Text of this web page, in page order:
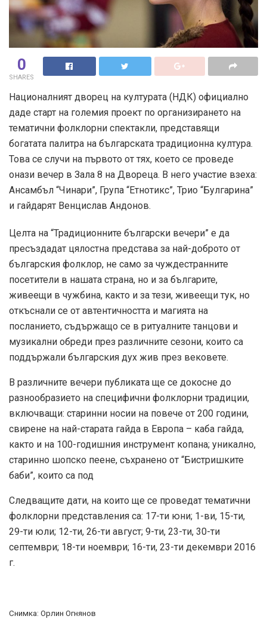
0
SHARES
Националният дворец на културата (НДК) официално
даде старт на големия проект по организирането на
тематични фолклорни спектакли, представящи
богатата палитра на българската традиционна култура.
Това се случи на първото от тях, което се проведе
онази вечер в Зала 8 на Двореца. В него участие взеха:
Ансамбъл “Чинари”, Група “Етнотикс”, Трио “Булгарина”
и гайдарят Венцислав Андонов.
Целта на “Традиционните български вечери” е да
пресъздадат цялостна представа за най-доброто от
българския фолклор, не само за чуждестранните
посетители в нашата страна, но и за българите,
живеещи в чужбина, както и за тези, живеещи тук, но
откъснали се от автентичността и магията на
посланието, съдържащо се в ритуалните танцови и
музикални обреди през различните сезони, които са
поддържали българския дух жив през вековете.
В различните вечери публиката ще се докосне до
разнообразието на специфични фолклорни традиции,
включващи: старинни носии на повече от 200 години,
свирене на най-старата гайда в Европа – каба гайда,
както и на 100-годишния инструмент копана; уникално,
старинно шопско пеене, съхранено от “Бистришките
баби”, които са под
Следващите дати, на които ще се проведат тематични
фолклорни представления са: 17-ти юни; 1-ви, 15-ти,
29-ти юли; 12-ти, 26-ти август; 9-ти, 23-ти, 30-ти
септември; 18-ти ноември; 16-ти, 23-ти декември 2016
г.
Снимка: Орлин Огнянов